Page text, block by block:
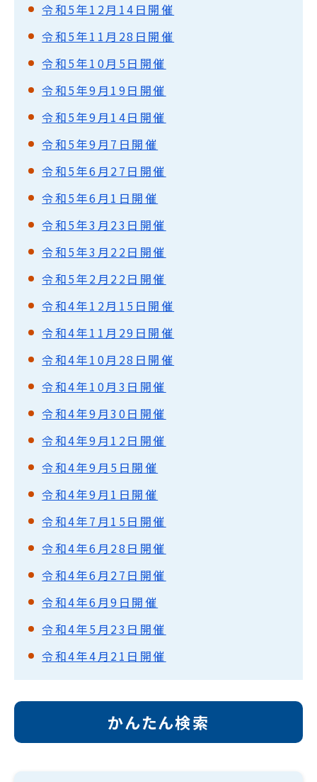
令和5年12月14日開催
令和5年11月28日開催
令和5年10月5日開催
令和5年9月19日開催
令和5年9月14日開催
令和5年9月7日開催
令和5年6月27日開催
令和5年6月1日開催
令和5年3月23日開催
令和5年3月22日開催
令和5年2月22日開催
令和4年12月15日開催
令和4年11月29日開催
令和4年10月28日開催
令和4年10月3日開催
令和4年9月30日開催
令和4年9月12日開催
令和4年9月5日開催
令和4年9月1日開催
令和4年7月15日開催
令和4年6月28日開催
令和4年6月27日開催
令和4年6月9日開催
令和4年5月23日開催
令和4年4月21日開催
かんたん検索